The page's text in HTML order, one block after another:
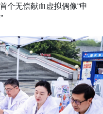
个无偿献血虚拟偶像“申